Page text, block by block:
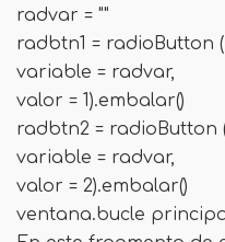
radvar = ""
radbtn1 = radioButton
variable = radvar,
valor = 1).embalar()
radbtn2 = radioButton
variable = radvar,
valor = 2).embalar()
ventana.bucle